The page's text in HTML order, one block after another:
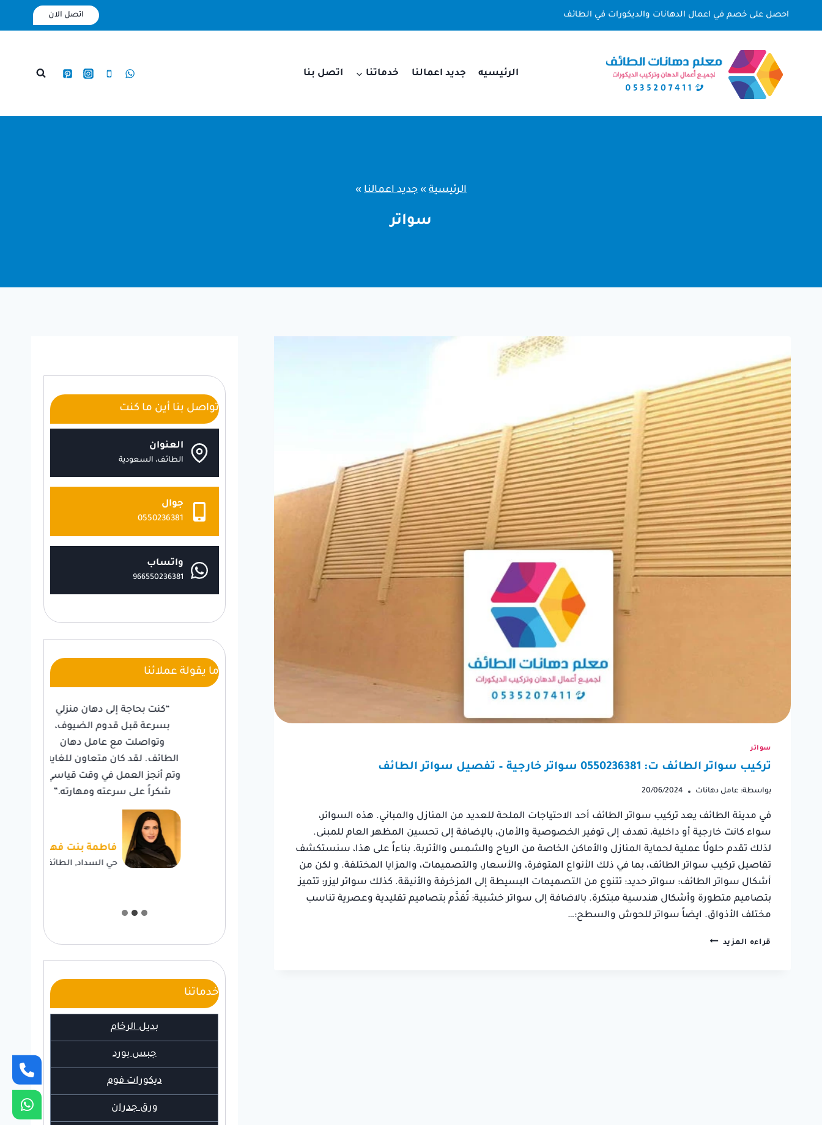
احصل على خصم في اعمال الدهانات والديكورات في الطائف اتصل الان
الرئيسيه جديد اعمالنا خدماتنا اتصل بنا
الرئيسية » جديد اعمالنا »
سواتر
سواتر
تركيب سواتر الطائف ت: 0550236381 سواتر خارجية – تفصيل سواتر الطائف
بواسطة: عامل دهانات 20/06/2024
في مدينة الطائف يعد تركيب سواتر الطائف أحد الاحتياجات الملحة للعديد من المنازل والمباني. هذه السواتر،
سواء كانت خارجية أو داخلية، تهدف إلى توفير الخصوصية والأمان، بالإضافة إلى تحسين المظهر العام للمبنى.
لذلك تقدم حلولًا عملية لحماية المنازل والأماكن الخاصة من الرياح والشمس والأتربة. بناءاً على هذا، سنستكشف
تفاصيل تركيب سواتر الطائف، بما في ذلك الأنواع المتوفرة، والأسعار، والتصميمات، والمزايا المختلفة. و لكن من
أشكال سواتر الطائف: سواتر حديد: تتنوع من التصميمات البسيطة إلى المزخرفة والأنيقة. كذلك سواتر ليزر: تتميز
بتصاميم متطورة وأشكال هندسية مبتكرة. بالاضافة إلى سواتر خشبية: تُقدَّم بتصاميم تقليدية وعصرية تناسب
مختلف الأذواق. ايضاً سواتر للحوش والسطح:…
قراءه المزيد تركيب
تواصل بنا أين ما كنت
العنوان
الطائف، السعودية
جوال
0550236381
واتساب
966550236381
ما يقولة عملائنا
بسرعة قبل قدوم الضيوف،
الطائف. لقد كان متعاون للغاية
شكراً على سرعته ومهارته.”
فاطمة بنت فهد
حي السداد, الطائف
لترميم منزلي، ووجدت مقاول
اختياري له. محترف ومتعاون،
عبد الله بن
صالح
حي السويدي,
الطائف
“كنت أبحث عن مظلة لحماية
سيارتي من الشمس، وتواصلت
سلمان بن خالد
حي الرميدة, الطائف
“كنت بحاجة إلى دهان منزلي
بسرعة قبل قدوم الضيوف،
وتواصلت مع عامل دهان
الطائف. لقد كان متعاون للغاية
وتم أنجز العمل في وقت قياسي.
شكراً على سرعته ومهارته.”
فاطمة بنت فهد
حي السداد, الطائف
خدماتنا
بديل الرخام
جبس بورد
ديكورات فوم
ورق جدران